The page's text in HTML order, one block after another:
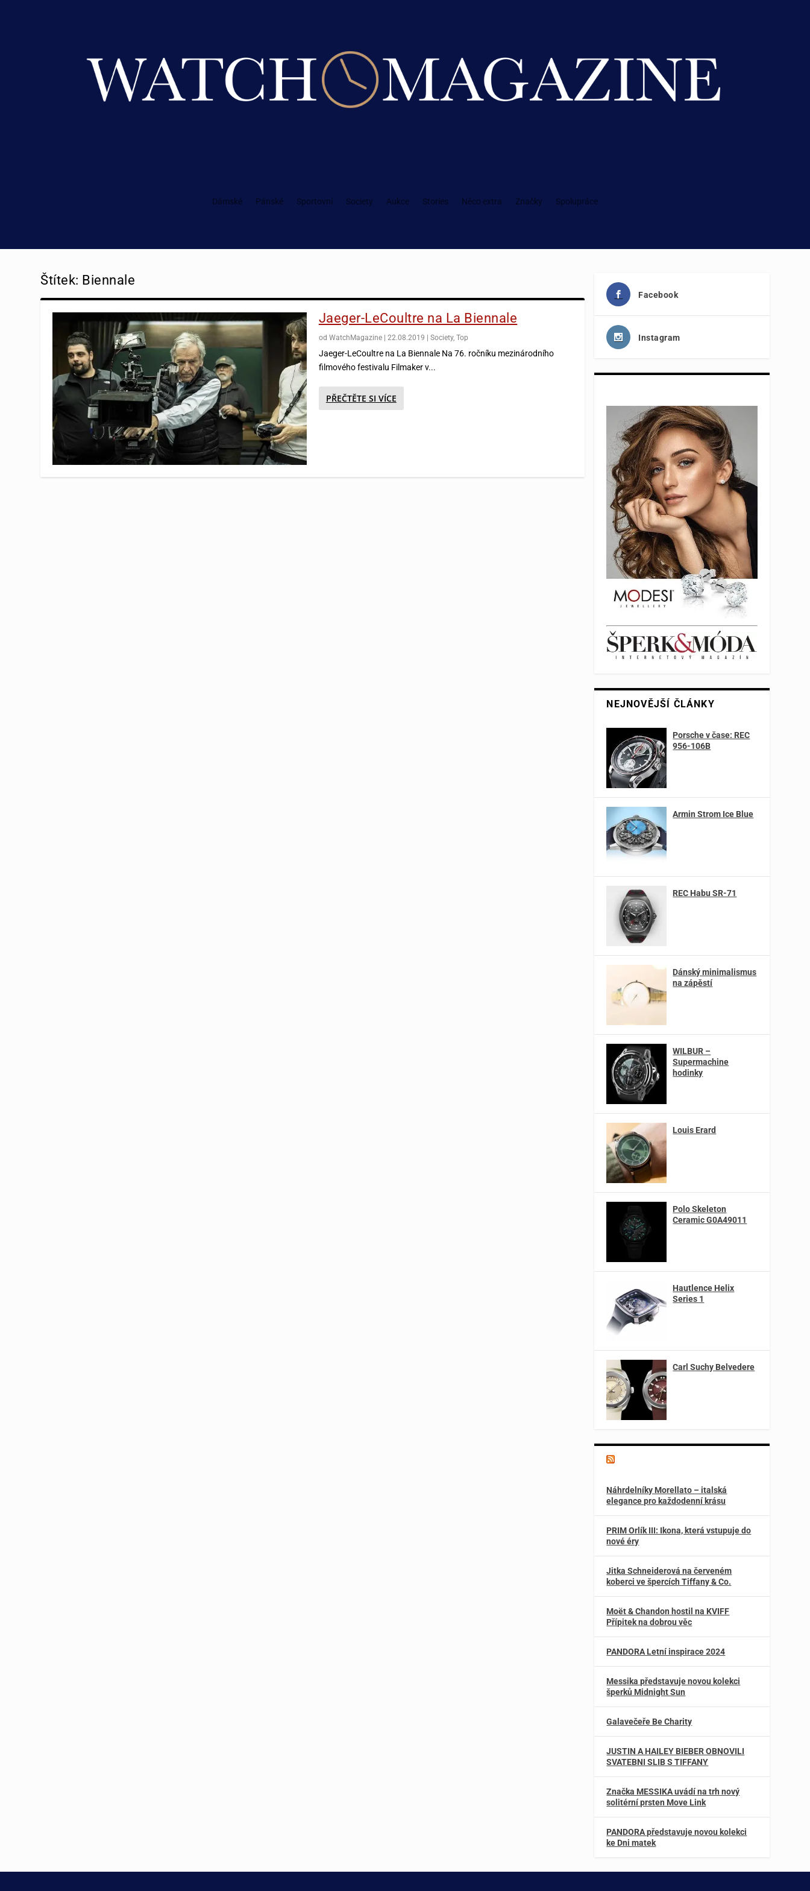
Dámské Pánské Sportovní Society Aukce Stories Něco extra Značky Spolupráce
Štítek: Biennale
Jaeger-LeCoultre na La Biennale
od WatchMagazine| 22.08.2019 | Society, Top
Jaeger-LeCoultre na La Biennale Na 76. ročníku mezinárodního
filmového festivalu Filmaker v...
PŘEČTĚTE SI VÍCE
Facebook
Instagram
NEJNOVĚJŠÍ ČLÁNKY
Porsche v čase: REC
956-106B
Armin Strom Ice Blue
REC Habu SR-71
Dánský minimalismus
na zápěstí
WILBUR –
Supermachine
hodinky
Louis Erard
Polo Skeleton
Ceramic G0A49011
Hautlence Helix
Series 1
Carl Suchy Belvedere
Náhrdelníky Morellato – italská
elegance pro každodenní krásu
PRIM Orlík III: Ikona, která vstupuje do
nové éry
Jitka Schneiderová na červeném
koberci ve špercích Tiffany & Co.
Moët & Chandon hostil na KVIFF
Přípitek na dobrou věc
PANDORA Letní inspirace 2024
Messika představuje novou kolekci
šperků Midnight Sun
Galavečeře Be Charity
JUSTIN A HAILEY BIEBER OBNOVILI
SVATEBNI SLIB S TIFFANY
Značka MESSIKA uvádí na trh nový
solitérní prsten Move Link
PANDORA představuje novou kolekci
ke Dni matek